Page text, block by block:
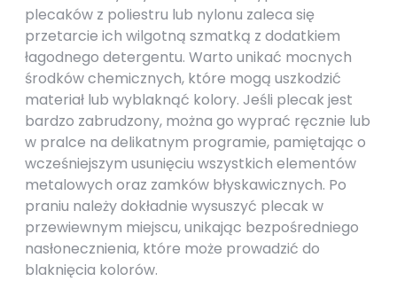
plecaków z poliestru lub nylonu zaleca się
przetarcie ich wilgotną szmatką z dodatkiem
łagodnego detergentu. Warto unikać mocnych
środków chemicznych, które mogą uszkodzić
materiał lub wyblaknąć kolory. Jeśli plecak jest
bardzo zabrudzony, można go wyprać ręcznie lub
w pralce na delikatnym programie, pamiętając o
wcześniejszym usunięciu wszystkich elementów
metalowych oraz zamków błyskawicznych. Po
praniu należy dokładnie wysuszyć plecak w
przewiewnym miejscu, unikając bezpośredniego
nasłonecznienia, które może prowadzić do
blaknięcia kolorów.